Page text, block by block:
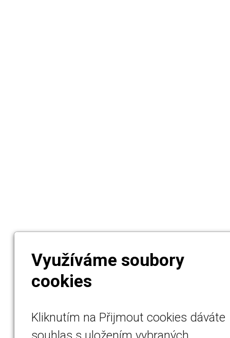
Využíváme soubory
cookies
Kliknutím na Přijmout cookies dáváte